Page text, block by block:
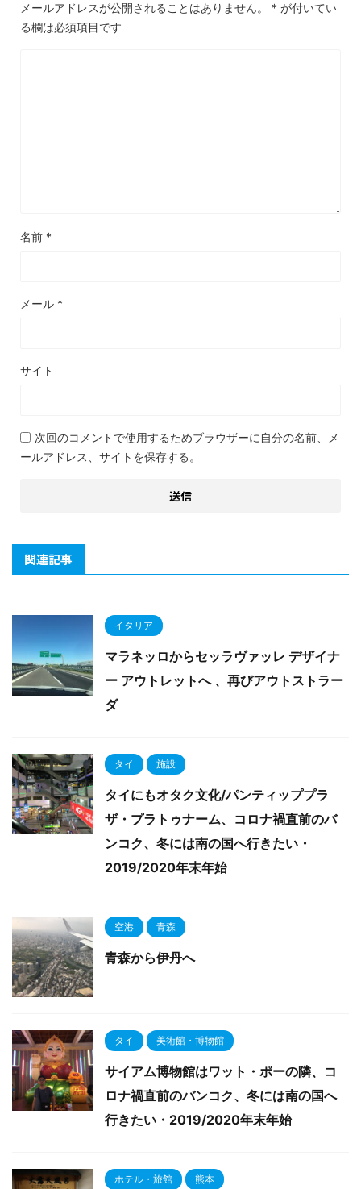
メールアドレスが公開されることはありません。 * が付いてい
る欄は必須項目です
名前 *
メール *
サイト
次回のコメントで使用するためブラウザーに自分の名前、メ
ールアドレス、サイトを保存する。
関連記事
イタリア
マラネッロからセッラヴァッレ デザイナ
ー アウトレットへ 、再びアウトストラー
ダ
タイ 施設
タイにもオタク文化/パンティッププラ
ザ・プラトゥナーム、コロナ禍直前のバ
ンコク、冬には南の国へ行きたい・
2019/2020年末年始
空港 青森
青森から伊丹へ
タイ 美術館・博物館
サイアム博物館はワット・ポーの隣、コ
ロナ禍直前のバンコク、冬には南の国へ
行きたい・2019/2020年末年始
ホテル・旅館 熊本